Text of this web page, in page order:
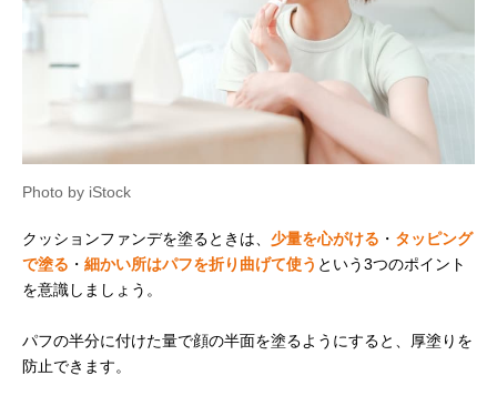
Photo by iStock
クッションファンデを塗るときは、 少量を心がける ・ タッピング
で塗る ・ 細かい所はパフを折り曲げて使う という3つのポイント
を意識しましょう。
パフの半分に付けた量で顔の半面を塗るようにすると、厚塗りを
防止できます。